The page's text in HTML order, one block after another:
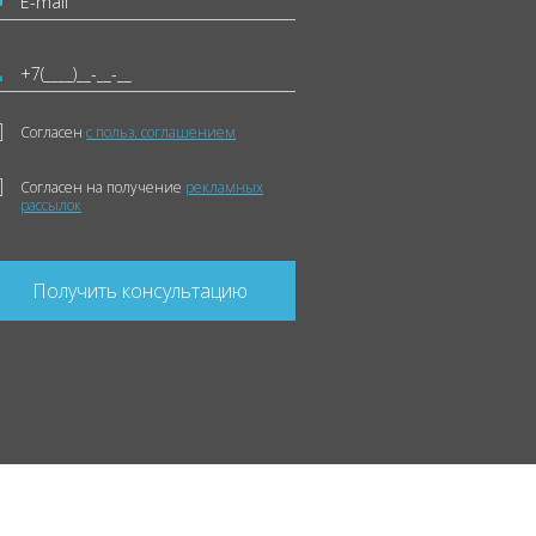
Согласенс польз. соглашением
Согласен на получение рекламных
рассылок
Получить консультацию